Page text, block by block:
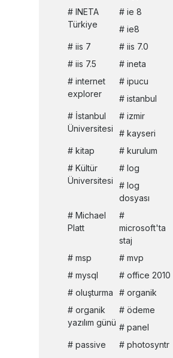
INETA
Türkiye
ie 8
ie8
iis 7
iis 7.0
iis 7.5
ineta
internet
explorer
ipucu
istanbul
İstanbul
Üniversitesi
izmir
kayseri
kitap
kurulum
Kültür
Üniversitesi
log
log
dosyası
Michael
Platt
microsoft'ta
staj
msp
mvp
mysql
office 2010
oluşturma
organik
organik
yazılım günü
ödeme
panel
passive
photosyntr